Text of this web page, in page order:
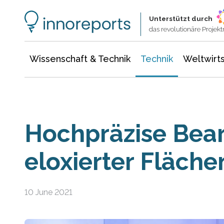
Unterstützt durch
das revolutionäre
Wissenschaft & Technik Technik
Hochpräzise
eloxierter
10 June 2021